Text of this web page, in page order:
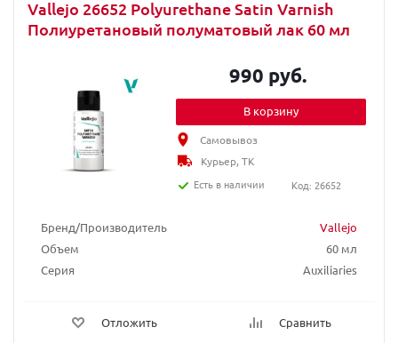
Vallejo 26652 Polyurethane Satin Varnish
Полиуретановый полуматовый лак 60 мл
Бренд/Производитель
Vallejo
Объем
60 мл
Серия
Auxiliaries
Отложить Сравнить
990 руб.
В корзину
Самовывоз
Курьер, ТК
Есть в наличии
Код: 26652